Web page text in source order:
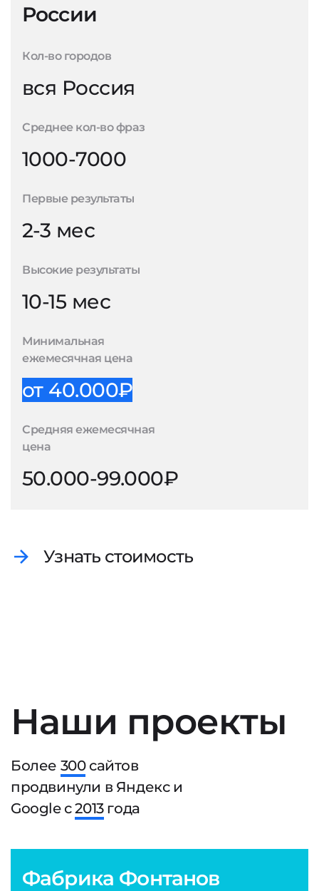
России
Кол-во городов
вся Россия
Среднее кол-во фраз
1000-7000
Первые результаты
2-3 мес
Высокие результаты
10-15 мес
Минимальная
ежемесячная цена
от 40.000₽
Средняя ежемесячная
цена
50.000-99.000₽
Узнать стоимость
Наши проекты
Более 300сайтов
продвинули в Яндекс и
Google с2013года
Фабрика Фонтанов